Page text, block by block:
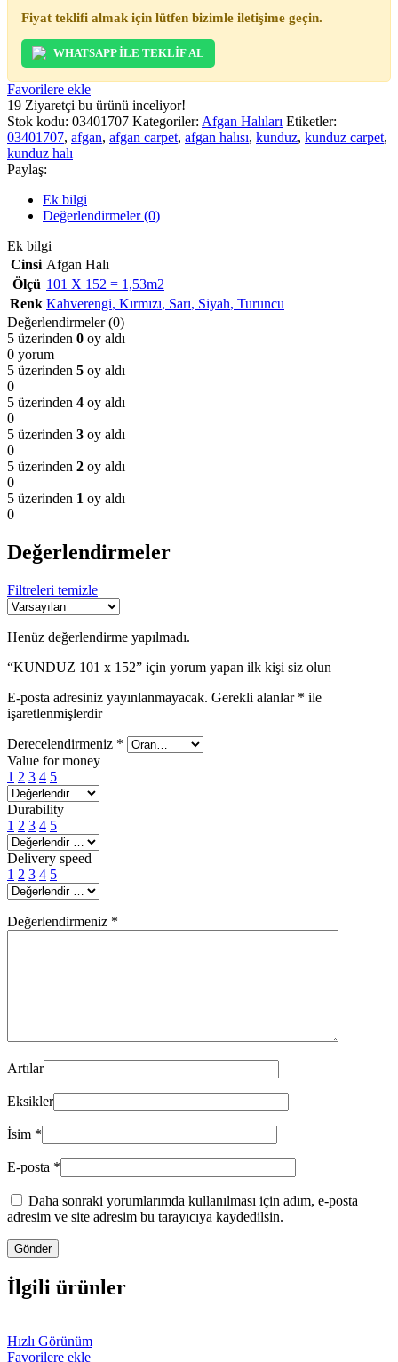
Fiyat teklifi almak için lütfen bizimle iletişime geçin.
WHATSAPP İLE TEKLİF AL
Favorilere ekle
19 Ziyaretçi bu ürünü inceliyor!
Stok kodu: 03401707 Kategoriler: Afgan Halıları Etiketler:
03401707, afgan, afgan carpet, afgan halısı, kunduz, kunduz carpet,
kunduz halı
Paylaş:
Ek bilgi
Değerlendirmeler (0)
Ek bilgi
Cinsi Afgan Halı
Ölçü 101 X 152 = 1,53m2
Renk Kahverengi, Kırmızı, Sarı, Siyah, Turuncu
Değerlendirmeler (0)
5 üzerinden 0 oy aldı
0 yorum
5 üzerinden 5 oy aldı
0
5 üzerinden 4 oy aldı
0
5 üzerinden 3 oy aldı
0
5 üzerinden 2 oy aldı
0
5 üzerinden 1 oy aldı
0
Değerlendirmeler
Filtreleri temizle
Henüz değerlendirme yapılmadı.
“KUNDUZ 101 x 152” için yorum yapan ilk kişi siz olun
E-posta adresiniz yayınlanmayacak. Gerekli alanlar * ile
işaretlenmişlerdir
Derecelendirmeniz *
Value for money
1 2 3 4 5
Durability
1 2 3 4 5
Delivery speed
1 2 3 4 5
Değerlendirmeniz *
Artılar
Eksikler
İsim *
E-posta *
Daha sonraki yorumlarımda kullanılması için adım, e-posta
adresim ve site adresim bu tarayıcıya kaydedilsin.
İlgili ürünler
Hızlı Görünüm
Favorilere ekle